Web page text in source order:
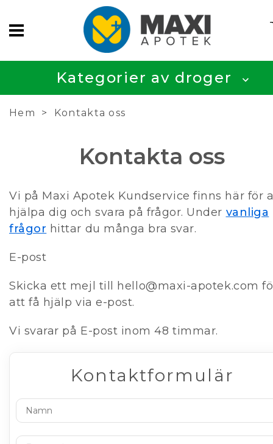
Kategorier av droger
Hem Kontakta oss
Kontakta oss
Vi på Maxi Apotek Kundservice finns här för
hjälpa dig och svara på frågor. Under vanliga
frågor hittar du många bra svar.
E-post
Skicka ett mejl till hello@maxi-apotek.com
att få hjälp via e-post.
Vi svarar på E-post inom 48 timmar.
Kontaktformulär